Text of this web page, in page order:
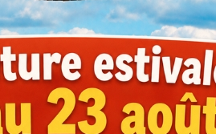
Dès0,153
HT l'unité*
Soit 15,30 € HTles 100 unités
Existe en 4 modèles
Soit